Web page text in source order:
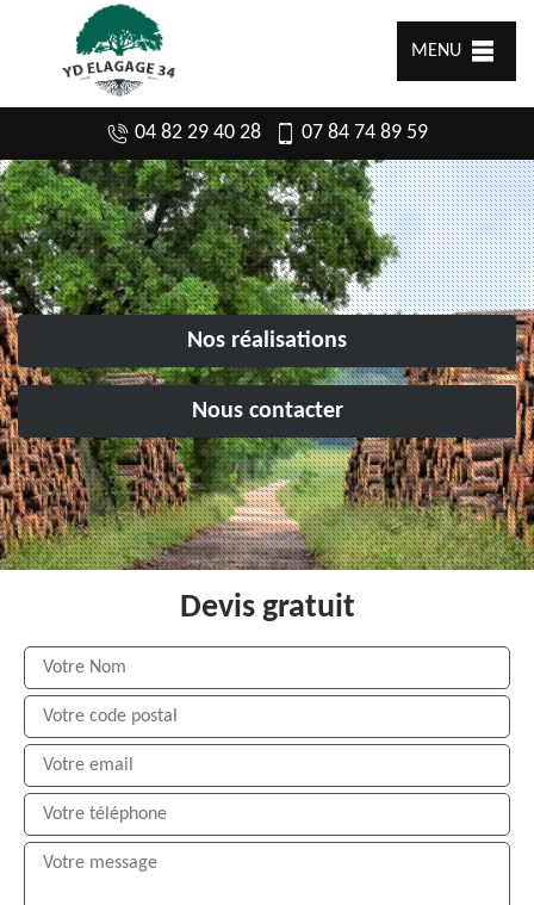
MENU
04 82 29 40 28 07 84 74 89 59
Nos réalisations
Nous contacter
Devis gratuit